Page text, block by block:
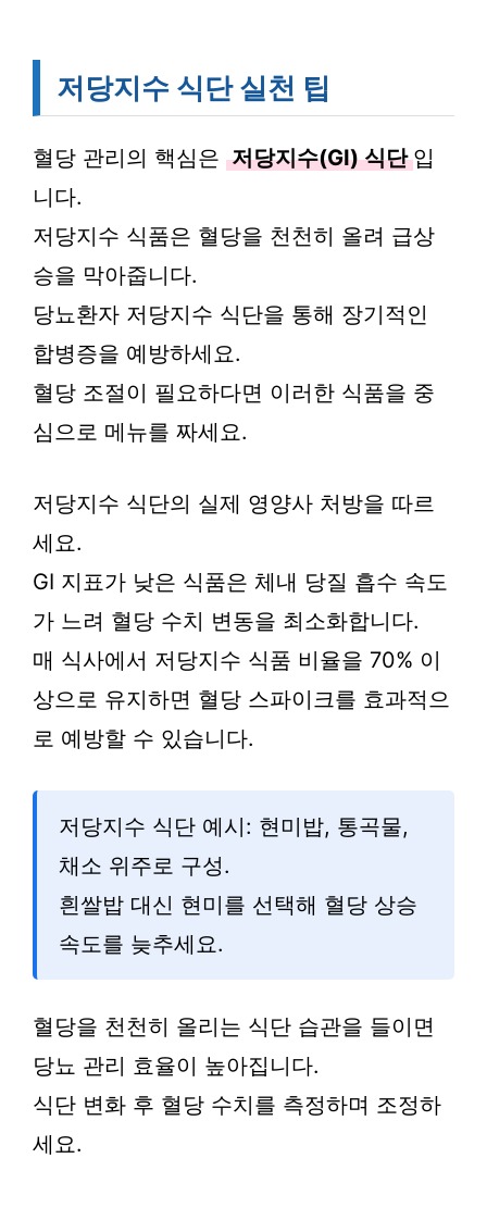
저당지수 식단 실천 팁
혈당 관리의 핵심은 저당지수(GI) 식단 입
니다.
저당지수 식품은 혈당을 천천히 올려 급상
승을 막아줍니다.
당뇨환자 저당지수 식단을 통해 장기적인
합병증을 예방하세요.
혈당 조절이 필요하다면 이러한 식품을 중
심으로 메뉴를 짜세요.
저당지수 식단의 실제 영양사 처방을 따르
세요.
GI 지표가 낮은 식품은 체내 당질 흡수 속도
가 느려 혈당 수치 변동을 최소화합니다.
매 식사에서 저당지수 식품 비율을 70% 이
상으로 유지하면 혈당 스파이크를 효과적으
로 예방할 수 있습니다.
저당지수 식단 예시: 현미밥, 통곡물,
채소 위주로 구성.
흰쌀밥 대신 현미를 선택해 혈당 상승
속도를 늦추세요.
혈당을 천천히 올리는 식단 습관을 들이면
당뇨 관리 효율이 높아집니다.
식단 변화 후 혈당 수치를 측정하며 조정하
세요.